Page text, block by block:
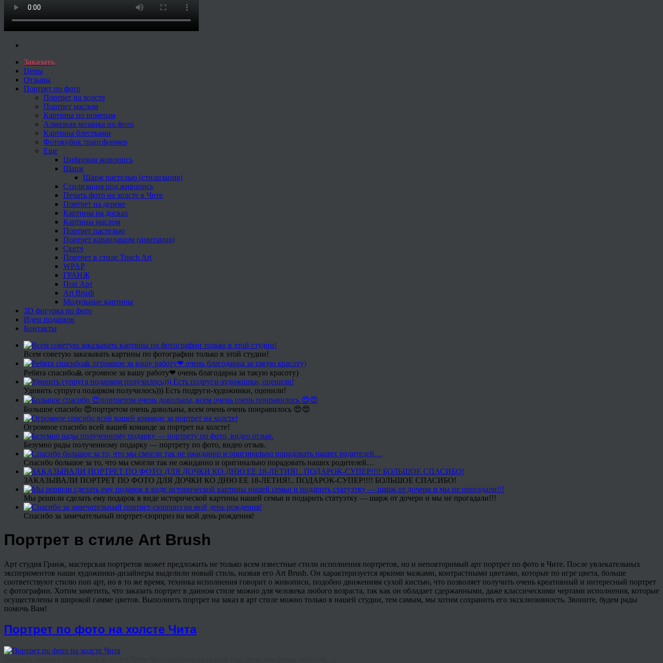
Заказать
Цены
Отзывы
Портрет по фото
Портрет на холсте
Портрет маслом
Картины по номерам
Алмазная мозаика по фото
Картины блестками
Фотокубик трансформер
Еще
Цифровая живопись
Шарж
Шарж пастелью (стилизация)
Стилизация под живопись
Печать фото на холсте в Чите
Портрет на дереве
Картины на досках
Картины маслом
Портрет пастелью
Портрет карандашом (имитация)
Скетч
Портрет в стиле Touch Art
WPAP
ГРАНЖ
Поп Арт
Art Brush
Модульные картины
3D фигурка по фото
Идеи подарков
Контакты
Всем советую заказывать картины по фотографии только в этой студии!
Ребята спасибо🙏 огромное за вашу работу❤ очень благодарна за такую красоту)
Удивить супруга подарком получилось))) Есть подруги-художники, оценили!
Большое спасибо 😍портретом очень довольны, всем очень очень понравилось 😍😍
Огромное спасибо всей вашей команде за портрет на холсте!
Безумно рады полученному подарку — портрету по фото, видео отзыв.
Спасибо большое за то, что мы смогли так не ожиданно и оригинально порадовать наших родителей…
ЗАКАЗЫВАЛИ ПОРТРЕТ ПО ФОТО ДЛЯ ДОЧКИ КО ДНЮ ЕЕ 18-ЛЕТИЯ!.. ПОДАРОК-СУПЕР!!!! БОЛЬШОЕ СПАСИБО!
Мы решили сделать ему подарок в виде исторической картины нашей семьи и подарить статуэтку — шарж от дочери и мы не прогадали!!!
Спасибо за замечательный портрет-сюрприз на мой день рождения!
Портрет в стиле Art Brush
Арт студия Гранж, мастерская портретов может предложить не только всем известные стили исполнения портретов, но и неповторимый арт портрет по фото в Чите. После увлекательных
экспериментов наши художники-дизайнеры выделили новый стиль, назвав его Art Brush. Он характеризуется яркими мазками, контрастными цветами, которые по игре цвета, больше
соответствуют стилю поп арт, но в то же время, техника исполнения говорит о живописи, подобно движениям сухой кистью, что позволяет получить очень креативный и интересный портрет
с фотографии. Хотим заметить, что заказать портрет в данном стиле можно для человека любого возраста, так как он обладает сдержанными, даже классическими чертами исполнения, которые
осуществлены в широкой гамме цветов. Выполнить портрет на заказ в арт стиле можно только в нашей студии, тем самым, мы хотим сохранить его эксклюзивность. Звоните, будем рады
помочь Вам!
Портрет по фото на холсте Чита